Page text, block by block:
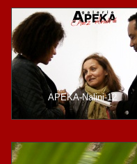
APEKA-Nalini-12